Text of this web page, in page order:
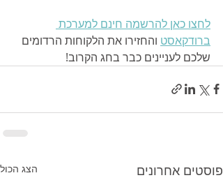
לחצו כאן להרשמה חינם למערכת
ברודקאסט והחזירו את הלקוחות הרדומים
שלכם לעניינים כבר בחג הקרוב!
פוסטים אחרונים הצג הכול